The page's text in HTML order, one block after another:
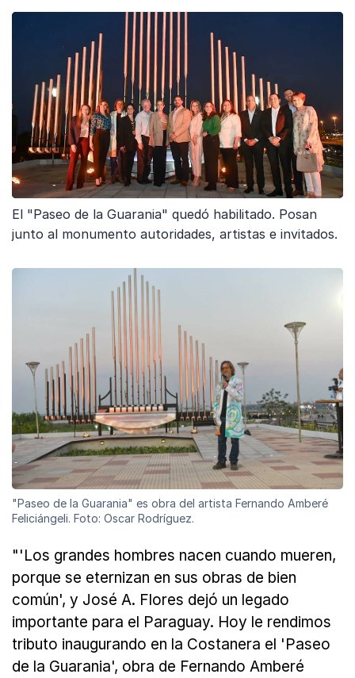
El "Paseo de la Guarania" quedó habilitado. Posan
junto al monumento autoridades, artistas e invitados.
"Paseo de la Guarania" es obra del artista Fernando Amberé
Feliciángeli. Foto: Oscar Rodríguez.
"'Los grandes hombres nacen cuando mueren,
porque se eternizan en sus obras de bien
común', y José A. Flores dejó un legado
importante para el Paraguay. Hoy le rendimos
tributo inaugurando en la Costanera el 'Paseo
de la Guarania', obra de Fernando Amberé